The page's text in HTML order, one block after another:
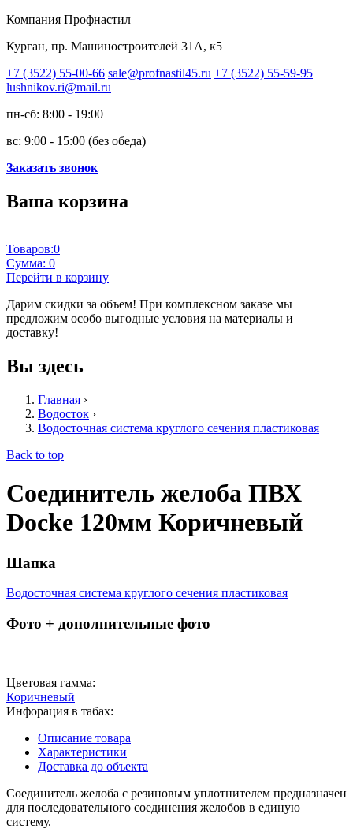
Компания Профнастил
Курган, пр. Машиностроителей 31А, к5
+7 (3522) 55-00-66 sale@profnastil45.ru +7 (3522) 55-59-95
lushnikov.ri@mail.ru
пн-сб: 8:00 - 19:00
вс: 9:00 - 15:00 (без обеда)
Заказать звонок
Ваша корзина
Товаров:0
Сумма: 0
Перейти в корзину
Дарим скидки за объем! При комплексном заказе мы
предложим особо выгодные условия на материалы и
доставку!
Вы здесь
Главная ›
Водосток ›
Водосточная система круглого сечения пластиковая
Back to top
Соединитель желоба ПВХ
Dоcke 120мм Коричневый
Шапка
Водосточная система круглого сечения пластиковая
Фото + дополнительные фото
Цветовая гамма:
Коричневый
Инфорация в табах:
Описание товара
Характеристики
Доставка до объекта
Соединитель желоба с резиновым уплотнителем предназначен
для последовательного соединения желобов в единую
систему.